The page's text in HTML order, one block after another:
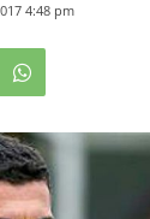
4:48 pm